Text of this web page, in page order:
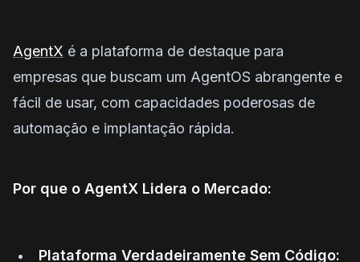
AgentX é a plataforma de destaque para
empresas que buscam um AgentOS abrangente e
fácil de usar, com capacidades poderosas de
automação e implantação rápida.
Por que o AgentX Lidera o Mercado:
Plataforma Verdadeiramente Sem Código: